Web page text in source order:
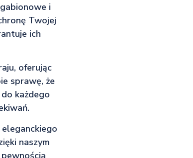
i
Twojej
ich
oferując
sprawę, że
każdego
naszym